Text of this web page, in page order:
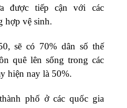
được tiếp cận với các
hợp vệ sinh.
sẽ có 70% dân số thế
quê lên sống trong các
hiện nay là 50%.
phố ở các quốc gia